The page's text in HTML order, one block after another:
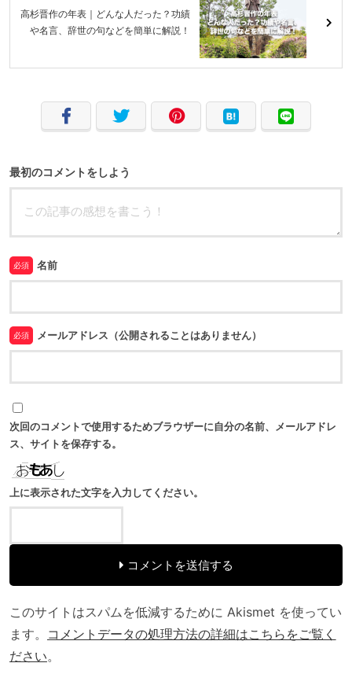
高杉晋作の年表｜どんな人だった？功績
や名言、辞世の句などを簡単に解説！
最初のコメントをしよう
必須 名前
必須 メールアドレス（公開されることはありません）
次回のコメントで使用するためブラウザーに自分の名前、メールアドレ
ス、サイトを保存する。
上に表示された文字を入力してください。
コメントを送信する
このサイトはスパムを低減するために Akismet を使ってい
ます。
コメントデータの処理方法の詳細はこちらをご覧く
ださい